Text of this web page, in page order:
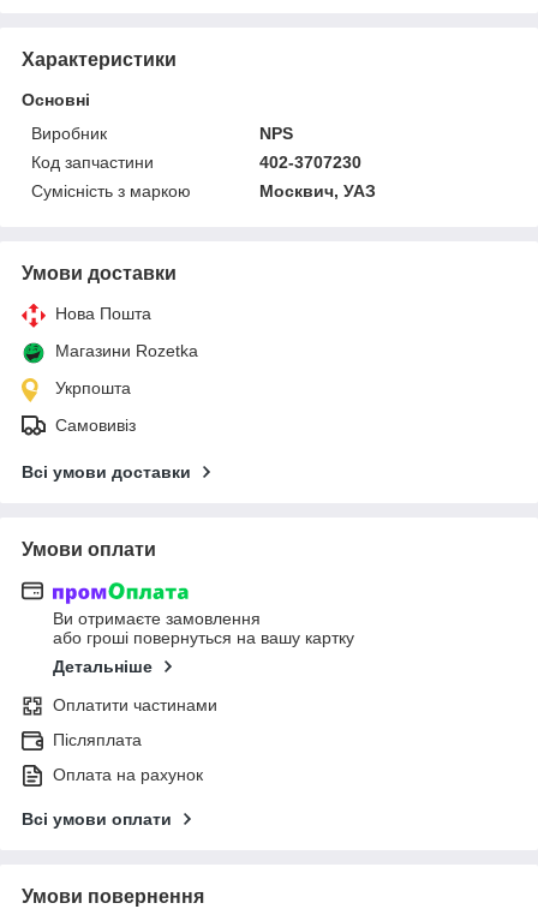
Характеристики
Основні
Виробник
NPS
Код запчастини
402-3707230
Сумісність з маркою
Москвич, УАЗ
Умови доставки
Нова Пошта
Магазини Rozetka
Укрпошта
Самовивіз
Всі умови доставки
Умови оплати
Ви отримаєте замовлення
або гроші повернуться на вашу картку
Детальніше
Оплатити частинами
Післяплата
Оплата на рахунок
Всі умови оплати
Умови повернення